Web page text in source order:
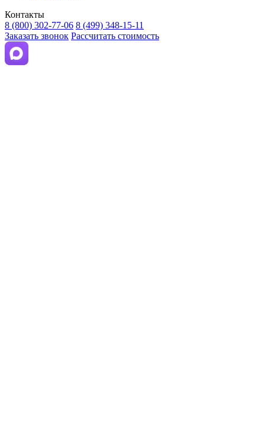
Контакты
8 (800) 302-77-06 8 (499) 348-15-11
Заказать звонок Рассчитать стоимость